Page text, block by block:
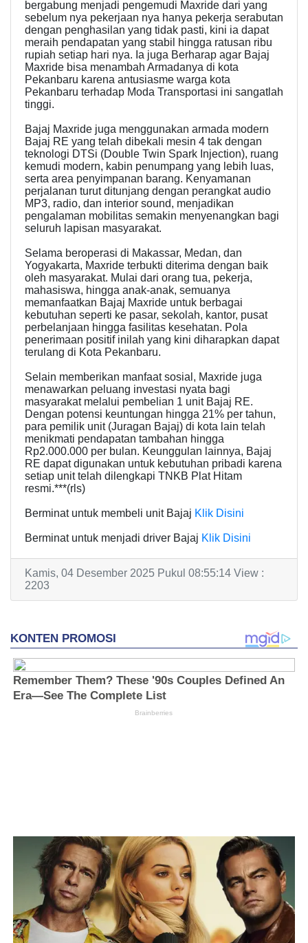
bergabung menjadi pengemudi Maxride dari yang
sebelum nya pekerjaan nya hanya pekerja serabutan
dengan penghasilan yang tidak pasti, kini ia dapat
meraih pendapatan yang stabil hingga ratusan ribu
rupiah setiap hari nya. Ia juga Berharap agar Bajaj
Maxride bisa menambah Armadanya di kota
Pekanbaru karena antusiasme warga kota
Pekanbaru terhadap Moda Transportasi ini sangatlah
tinggi.
Bajaj Maxride juga menggunakan armada modern
Bajaj RE yang telah dibekali mesin 4 tak dengan
teknologi DTSi (Double Twin Spark Injection), ruang
kemudi modern, kabin penumpang yang lebih luas,
serta area penyimpanan barang. Kenyamanan
perjalanan turut ditunjang dengan perangkat audio
MP3, radio, dan interior sound, menjadikan
pengalaman mobilitas semakin menyenangkan bagi
seluruh lapisan masyarakat.
Selama beroperasi di Makassar, Medan, dan
Yogyakarta, Maxride terbukti diterima dengan baik
oleh masyarakat. Mulai dari orang tua, pekerja,
mahasiswa, hingga anak-anak, semuanya
memanfaatkan Bajaj Maxride untuk berbagai
kebutuhan seperti ke pasar, sekolah, kantor, pusat
perbelanjaan hingga fasilitas kesehatan. Pola
penerimaan positif inilah yang kini diharapkan dapat
terulang di Kota Pekanbaru.
Selain memberikan manfaat sosial, Maxride juga
menawarkan peluang investasi nyata bagi
masyarakat melalui pembelian 1 unit Bajaj RE.
Dengan potensi keuntungan hingga 21% per tahun,
para pemilik unit (Juragan Bajaj) di kota lain telah
menikmati pendapatan tambahan hingga
Rp2.000.000 per bulan. Keunggulan lainnya, Bajaj
RE dapat digunakan untuk kebutuhan pribadi karena
setiap unit telah dilengkapi TNKB Plat Hitam
resmi.***(rls)
Berminat untuk membeli unit Bajaj Klik Disini
Berminat untuk menjadi driver Bajaj Klik Disini
Kamis, 04 Desember 2025 Pukul 08:55:14 View :
2203